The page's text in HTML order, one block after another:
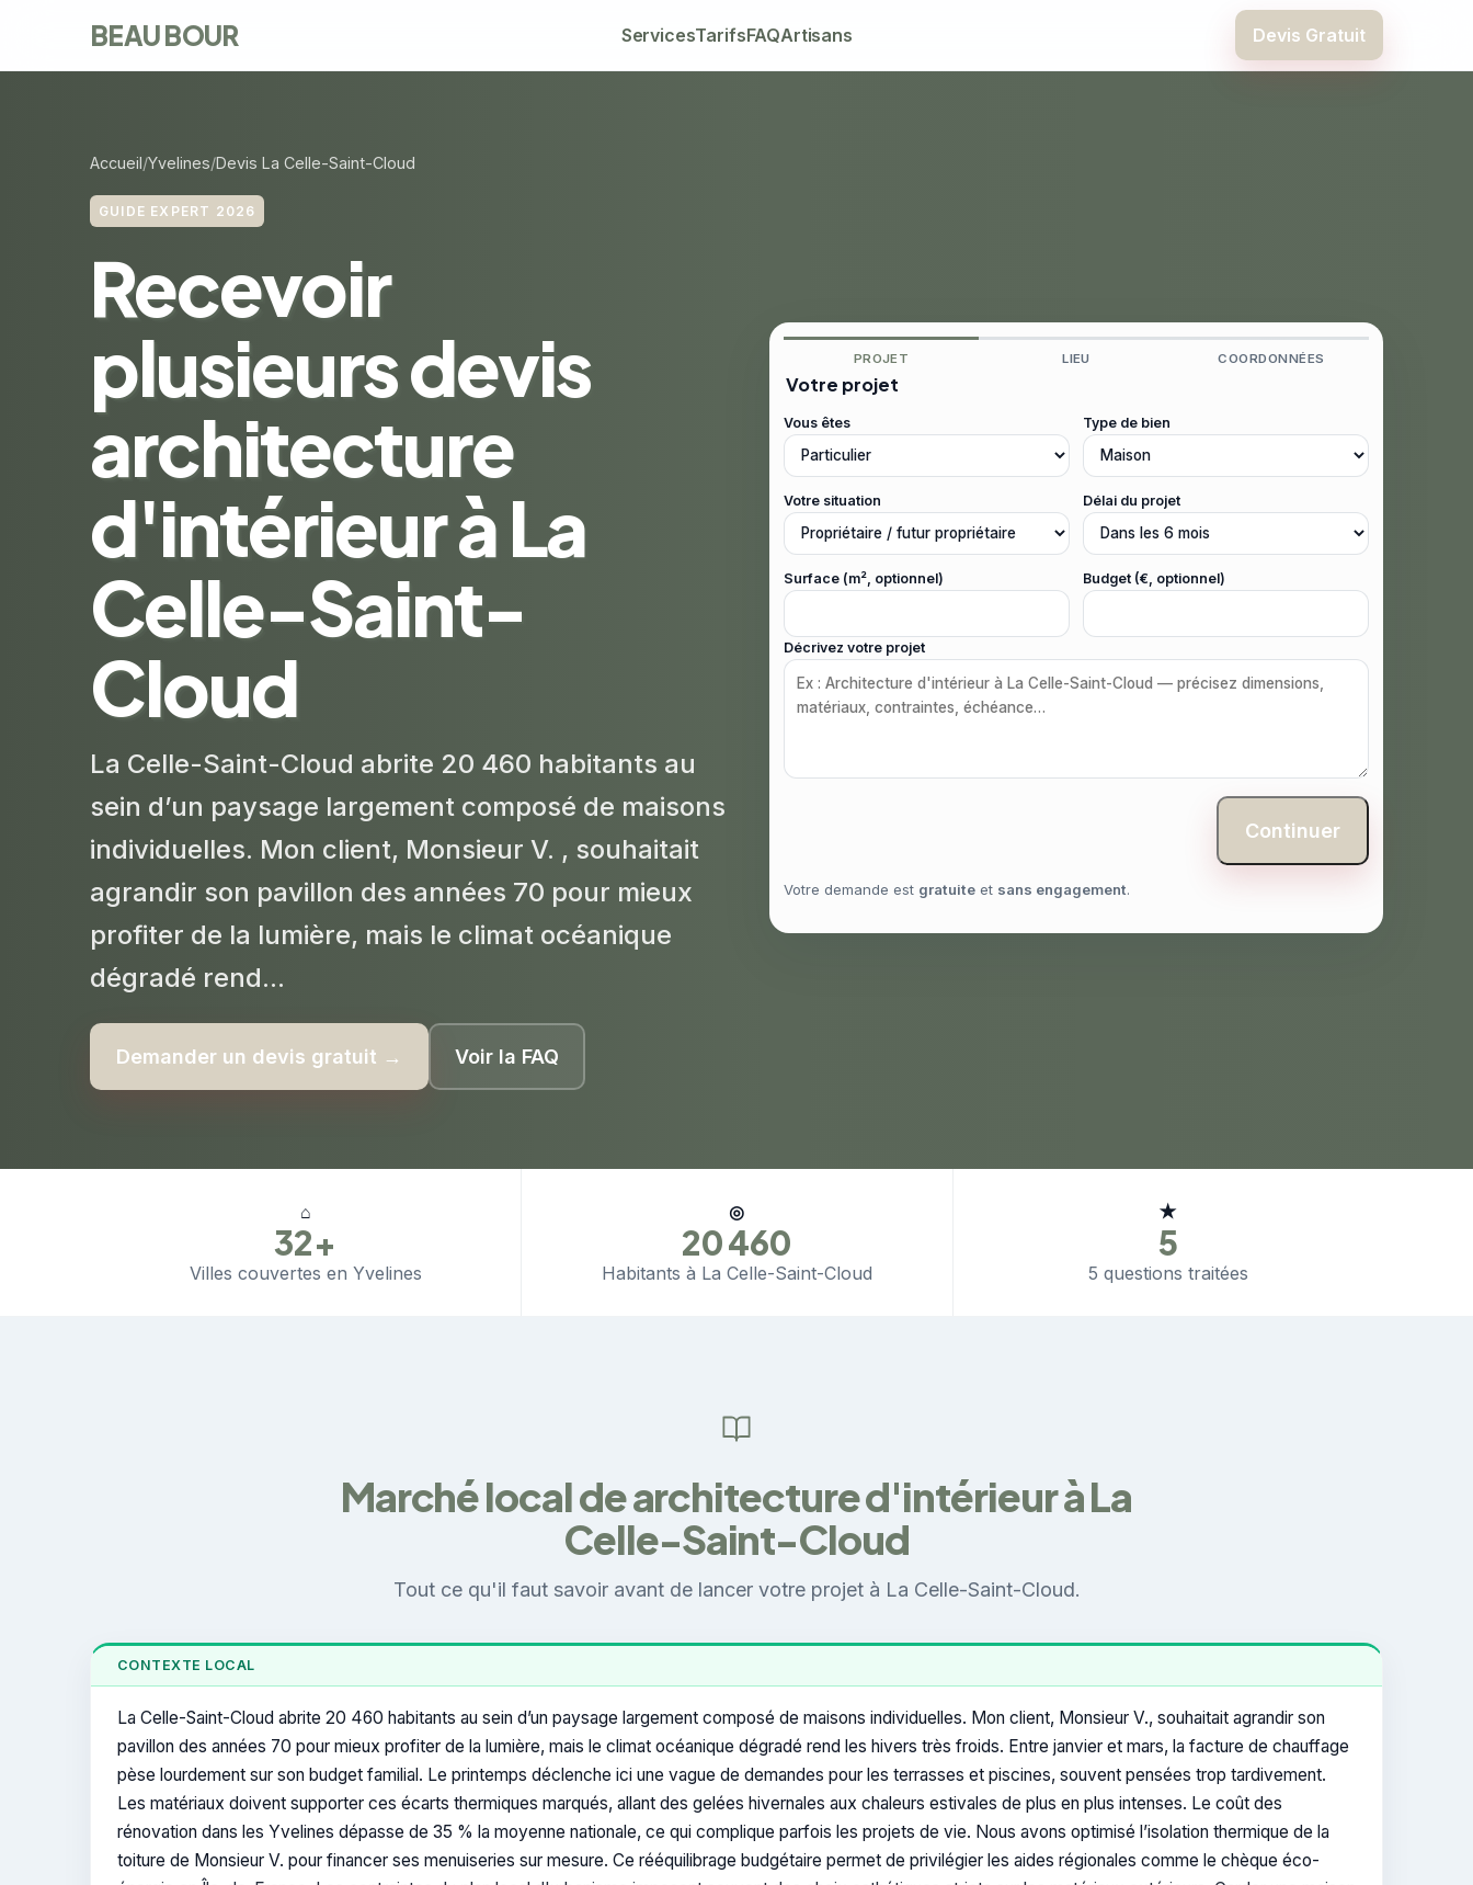
BEAU BOUR ServicesTarifsFAQArtisans Devis Gratuit
Accueil Yvelines Devis La Celle-Saint-Cloud
GUIDE EXPERT 2026
Recevoir
plusieurs devis
architecture
d'intérieur à La
Celle-Saint-
Cloud
La Celle-Saint-Cloud abrite 20 460 habitants au
sein d’un paysage largement composé de maisons
individuelles. Mon client, Monsieur V. , souhaitait
agrandir son pavillon des années 70 pour mieux
profiter de la lumière, mais le climat océanique
dégradé rend...
Demander un devis gratuit → Voir la FAQ
PROJET LIEU COORDONNÉES
Votre projet
Vous êtes Type de bien
Votre situation Délai du projet
Surface (m², optionnel) Budget (€, optionnel)
Décrivez votre projet
Continuer
Votre demande est gratuite et sans engagement.
⌂
32+
Villes couvertes en Yvelines
◎
20 460
Habitants à La Celle-Saint-Cloud
★
5
5 questions traitées
Marché local de architecture d'intérieur à La
Celle-Saint-Cloud
Tout ce qu'il faut savoir avant de lancer votre projet à La Celle-Saint-Cloud.
CONTEXTE LOCAL
La Celle-Saint-Cloud abrite 20 460 habitants au sein d’un paysage largement composé de maisons individuelles. Mon client, Monsieur V., souhaitait agrandir son
pavillon des années 70 pour mieux profiter de la lumière, mais le climat océanique dégradé rend les hivers très froids. Entre janvier et mars, la facture de chauffage
pèse lourdement sur son budget familial. Le printemps déclenche ici une vague de demandes pour les terrasses et piscines, souvent pensées trop tardivement.
Les matériaux doivent supporter ces écarts thermiques marqués, allant des gelées hivernales aux chaleurs estivales de plus en plus intenses. Le coût des
rénovation dans les Yvelines dépasse de 35 % la moyenne nationale, ce qui complique parfois les projets de vie. Nous avons optimisé l’isolation thermique de la
toiture de Monsieur V. pour financer ses menuiseries sur mesure. Ce rééquilibrage budgétaire permet de privilégier les aides régionales comme le chèque éco-